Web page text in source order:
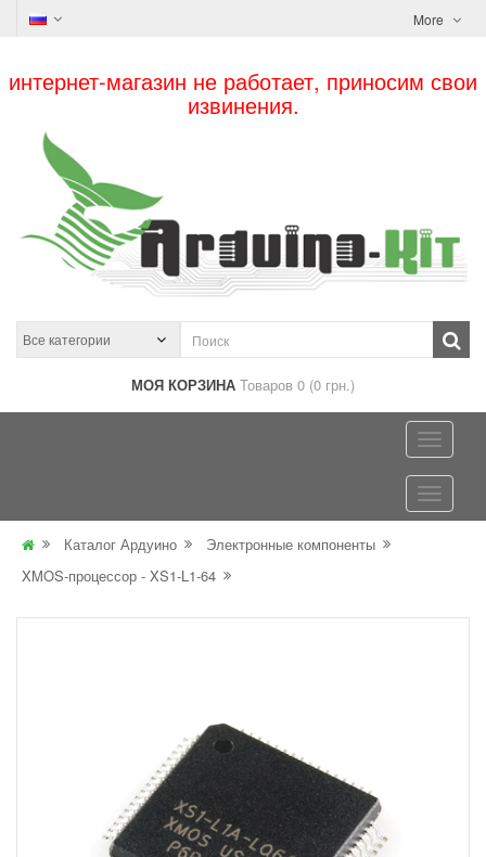
More
интернет-магазин не работает, приносим свои
извинения.
МОЯ КОРЗИНА Товаров 0 (0 грн.)
Каталог Ардуино
Электронные компоненты
XMOS-процессор - XS1-L1-64